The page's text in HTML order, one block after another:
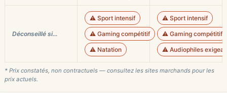
Déconseillé si…
⚠️ Sport intensif
⚠️ Gaming compétitif
⚠️ Natation
⚠️ Sport intensif
⚠️ Gaming compétitif
⚠️ Audiophiles
* Prix constatés, non contractuels — consultez les sites marchands pour les
prix actuels.